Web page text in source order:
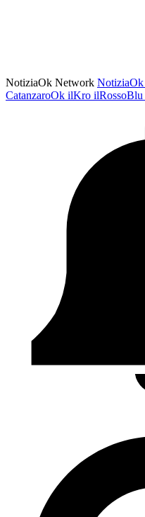
NotiziaOk Network NotiziaOk
CatanzaroOk ilKro ilRossoBlu